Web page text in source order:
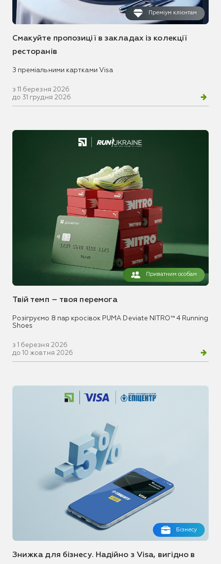
Преміум клієнтам
Смакуйте пропозиції в закладах із колекції
ресторанів
З преміальними картками Visa
з 11 березня 2026
до 31 грудня 2026
Приватним особам
Твій темп – твоя перемога
Розігруємо 8 пар кросівок PUMA Deviate NITRO™ 4 Running
Shoes
з 1 березня 2026
до 10 жовтня 2026
Бізнесу
Знижка для бізнесу. Надійно з Visa, вигідно в